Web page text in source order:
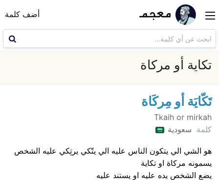
أضف كلمة
تكاية أو مركاة
تَكّايَة أو مِركَاة
Tkaih or mirkah
كلمة سعودية
هو الشي الي يتكون الناس عليه الي يتّكي يرتِكي عليه الشخص
يسمونه مركاة او تكاية
يضع الشخص يده عليه او يستند عليه